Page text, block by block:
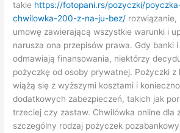
takie https://fotopani.rs/pozyczki/
chwilowka-200-z-na-ju-bez/ rozwiązanie,
umowę zawierającą wszystkie warunki i
narusza ona przepisów prawa. Gdy banki
odmawiają finansowania, niektórzy
pożyczkę od osoby prywatnej. Pożyczki z
wiążą się z wyższymi kosztami i
dodatkowych zabezpieczeń, takich jak
trzeciej czy zastaw. Chwilówka online dla
szczególny rodzaj pożyczek